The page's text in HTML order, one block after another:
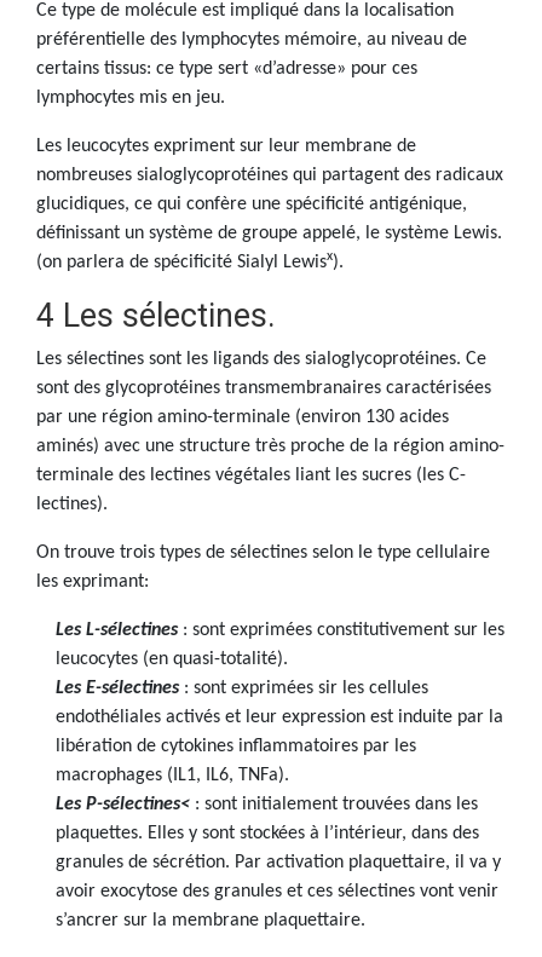
Ce type de molécule est impliqué dans la localisation
préférentielle des lymphocytes mémoire, au niveau de
certains tissus: ce type sert «d’adresse» pour ces
lymphocytes mis en jeu.
Les leucocytes expriment sur leur membrane de
nombreuses sialoglycoprotéines qui partagent des radicaux
glucidiques, ce qui confère une spécificité antigénique,
définissant un système de groupe appelé, le système Lewis.
(on parlera de spécificité Sialyl Lewisx).
4 Les sélectines.
Les sélectines sont les ligands des sialoglycoprotéines. Ce
sont des glycoprotéines transmembranaires caractérisées
par une région amino-terminale (environ 130 acides
aminés) avec une structure très proche de la région amino-
terminale des lectines végétales liant les sucres (les C-
lectines).
On trouve trois types de sélectines selon le type cellulaire
les exprimant:
Les L-sélectines : sont exprimées constitutivement sur les
leucocytes (en quasi-totalité).
Les E-sélectines : sont exprimées sir les cellules
endothéliales activés et leur expression est induite par la
libération de cytokines inflammatoires par les
macrophages (IL1, IL6, TNFa).
Les P-sélectines< : sont initialement trouvées dans les
plaquettes. Elles y sont stockées à l’intérieur, dans des
granules de sécrétion. Par activation plaquettaire, il va y
avoir exocytose des granules et ces sélectines vont venir
s’ancrer sur la membrane plaquettaire.